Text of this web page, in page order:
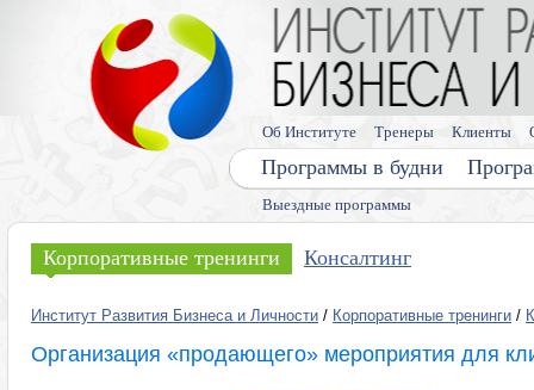
Выездные программы
Программы в будни
Об Институте Тренеры Клиенты
Корпоративные тренинги Консалтинг
Институт Развития Бизнеса и Личности / Корпоративные тренинги /
Организация «продающего» мероприятия для